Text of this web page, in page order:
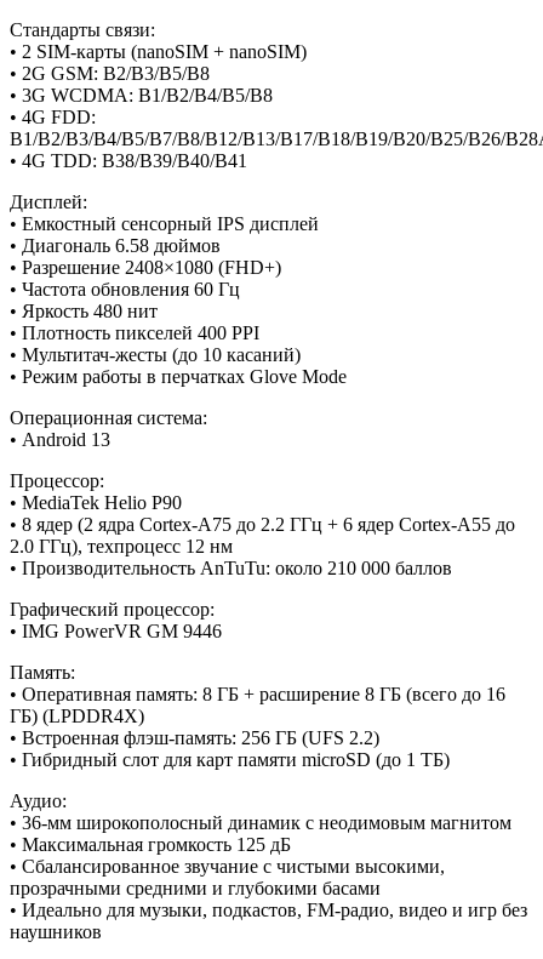
Стандарты связи:
• 2 SIM-карты (nanoSIM + nanoSIM)
• 2G GSM: B2/B3/B5/B8
• 3G WCDMA: B1/B2/B4/B5/B8
• 4G FDD:
B1/B2/B3/B4/B5/B7/B8/B12/B13/B17/B18/B19/B20/B25/B26/
• 4G TDD: B38/B39/B40/B41
Дисплей:
• Емкостный сенсорный IPS дисплей
• Диагональ 6.58 дюймов
• Разрешение 2408×1080 (FHD+)
• Частота обновления 60 Гц
• Яркость 480 нит
• Плотность пикселей 400 PPI
• Мультитач-жесты (до 10 касаний)
• Режим работы в перчатках Glove Mode
Операционная система:
• Android 13
Процессор:
• MediaTek Helio P90
• 8 ядер (2 ядра Cortex-A75 до 2.2 ГГц + 6 ядер Cortex-A55 до
2.0 ГГц), техпроцесс 12 нм
• Производительность AnTuTu: около 210 000 баллов
Графический процессор:
• IMG PowerVR GM 9446
Память:
• Оперативная память: 8 ГБ + расширение 8 ГБ (всего до 16
ГБ) (LPDDR4X)
• Встроенная флэш-память: 256 ГБ (UFS 2.2)
• Гибридный слот для карт памяти microSD (до 1 ТБ)
Аудио:
• 36-мм широкополосный динамик с неодимовым магнитом
• Максимальная громкость 125 дБ
• Сбалансированное звучание с чистыми высокими,
прозрачными средними и глубокими басами
• Идеально для музыки, подкастов, FM-радио, видео и игр без
наушников